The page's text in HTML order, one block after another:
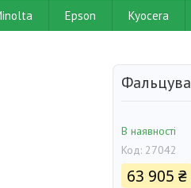
Epson Kyocera
В наявності
Код: 27042
63 905 ₴